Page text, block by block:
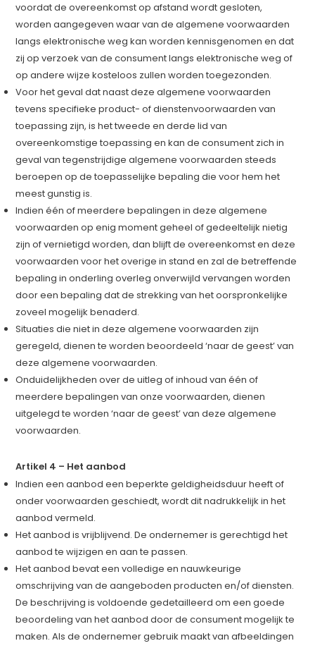
voordat de overeenkomst op afstand wordt gesloten,
worden aangegeven waar van de algemene voorwaarden
langs elektronische weg kan worden kennisgenomen en dat
zij op verzoek van de consument langs elektronische weg of
op andere wijze kosteloos zullen worden toegezonden.
Voor het geval dat naast deze algemene voorwaarden
tevens specifieke product- of dienstenvoorwaarden van
toepassing zijn, is het tweede en derde lid van
overeenkomstige toepassing en kan de consument zich in
geval van tegenstrijdige algemene voorwaarden steeds
beroepen op de toepasselijke bepaling die voor hem het
meest gunstig is.
Indien één of meerdere bepalingen in deze algemene
voorwaarden op enig moment geheel of gedeeltelijk nietig
zijn of vernietigd worden, dan blijft de overeenkomst en deze
voorwaarden voor het overige in stand en zal de betreffende
bepaling in onderling overleg onverwijld vervangen worden
door een bepaling dat de strekking van het oorspronkelijke
zoveel mogelijk benaderd.
Situaties die niet in deze algemene voorwaarden zijn
geregeld, dienen te worden beoordeeld ‘naar de geest’ van
deze algemene voorwaarden.
Onduidelijkheden over de uitleg of inhoud van één of
meerdere bepalingen van onze voorwaarden, dienen
uitgelegd te worden ‘naar de geest’ van deze algemene
voorwaarden.
Artikel 4 – Het aanbod
Indien een aanbod een beperkte geldigheidsduur heeft of
onder voorwaarden geschiedt, wordt dit nadrukkelijk in het
aanbod vermeld.
Het aanbod is vrijblijvend. De ondernemer is gerechtigd het
aanbod te wijzigen en aan te passen.
Het aanbod bevat een volledige en nauwkeurige
omschrijving van de aangeboden producten en/of diensten.
De beschrijving is voldoende gedetailleerd om een goede
beoordeling van het aanbod door de consument mogelijk te
maken. Als de ondernemer gebruik maakt van afbeeldingen